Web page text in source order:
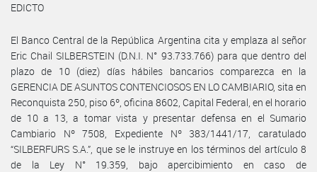
EDICTO
El Banco Central de la República Argentina cita y emplaza al señor
Eric Chail SILBERSTEIN (D.N.I. N° 93.733.766) para que dentro del
plazo de 10 (diez) días hábiles bancarios comparezca en la
GERENCIA DE ASUNTOS CONTENCIOSOS EN LO CAMBIARIO, sita en
Reconquista 250, piso 6º, oficina 8602, Capital Federal, en el horario
de 10 a 13, a tomar vista y presentar defensa en el Sumario
Cambiario Nº 7508, Expediente Nº 383/1441/17, caratulado
“SILBERFURS S.A.”, que se le instruye en los términos del artículo 8
de la Ley N° 19.359, bajo apercibimiento en caso de